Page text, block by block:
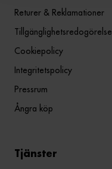
Returer & Reklamationer
Tillgänglighetsredogörelse
Cookiepolicy
Integritetspolicy
Pressrum
Ångra köp
Tjänster